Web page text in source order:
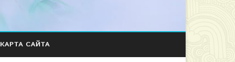
КАРТА САЙТА